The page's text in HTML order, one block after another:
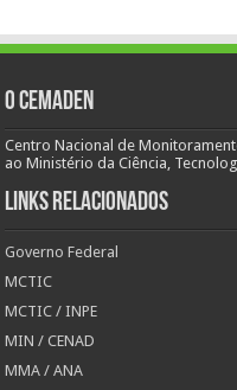
O Cemaden
Centro Nacional de
ao Ministério da Ciência,
Links Relacionados
Governo Federal
MCTIC
MCTIC / INPE
MIN / CENAD
MMA / ANA